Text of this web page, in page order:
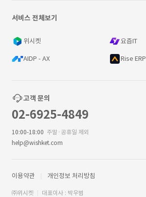
서비스 전체보기
위시켓 요즘IT
AIDP - AX Rise ERP
고객 문의
02-6925-4849
10:00-18:00 주말·공휴일 제외
help@wishket.com
이용약관 개인정보 처리방침
㈜위시켓
대표이사 : 박우범